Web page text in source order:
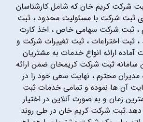
شرکت کریم خان که شامل کارشناسان
ثبت شرکت با مسئولیت محدود ، ثبت
، ثبت شرکت سهامی خاص ، اخذ کارت
، ثبت اختراعات ، ثبت تغییرات شرکت و
ارائه انواع خدمات به مشتریان
سامانه ثبت شرکت کریمخان ضمن ارائه
مدیران محترم ، نهایت سعی خود را در
آن ها نموده و تمامی خدمات ثبت
زمان و به صورت آنلاین در اختیار
دهد.ثبت شرکت کریم خان در طی روند